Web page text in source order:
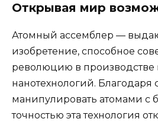
Открывая мир
Атомный ассемблер —
изобретение, способное
революцию в производстве
нанотехнологий. Благодаря
манипулировать атомами с
точностью эта технология